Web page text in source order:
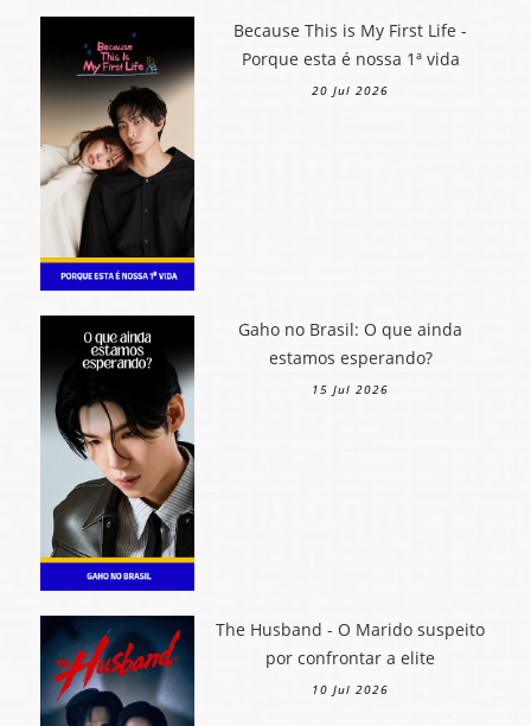
Because This is My First Life -
Porque esta é nossa 1ª vida
20 Jul 2026
Gaho no Brasil: O que ainda
estamos esperando?
15 Jul 2026
The Husband - O Marido suspeito
por confrontar a elite
10 Jul 2026